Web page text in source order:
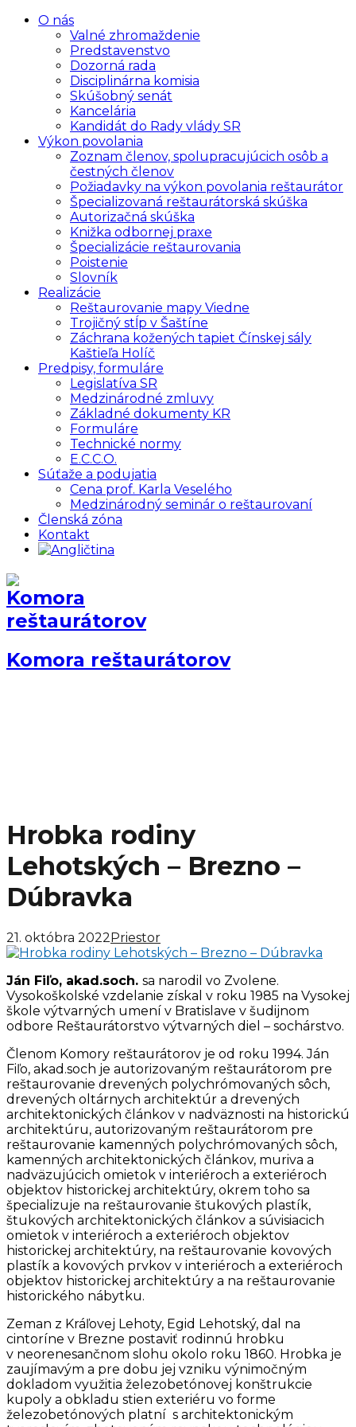
O nás
Valné zhromaždenie
Predstavenstvo
Dozorná rada
Disciplinárna komisia
Skúšobný senát
Kancelária
Kandidát do Rady vlády SR
Výkon povolania
Zoznam členov, spolupracujúcich osôb a
čestných členov
Požiadavky na výkon povolania reštaurátor
Špecializovaná reštaurátorská skúška
Autorizačná skúška
Knižka odbornej praxe
Špecializácie reštaurovania
Poistenie
Slovník
Realizácie
Reštaurovanie mapy Viedne
Trojičný stĺp v Šaštíne
Záchrana kožených tapiet Čínskej sály
Kaštieľa Holíč
Predpisy, formuláre
Legislatíva SR
Medzinárodné zmluvy
Základné dokumenty KR
Formuláre
Technické normy
E.C.C.O.
Súťaže a podujatia
Cena prof. Karla Veselého
Medzinárodný seminár o reštaurovaní
Členská zóna
Kontakt
Komora reštaurátorov
Hrobka rodiny
Lehotských – Brezno –
Dúbravka
21. októbra 2022Priestor
Ján Fiľo, akad.soch. sa narodil vo Zvolene.
Vysokoškolské vzdelanie získal v roku 1985 na Vysokej
škole výtvarných umení v Bratislave v šudijnom
odbore Reštaurátorstvo výtvarných diel – sochárstvo.
Členom Komory reštaurátorov je od roku 1994. Ján
Fiľo, akad.soch je autorizovaným reštaurátorom pre
reštaurovanie drevených polychrómovaných sôch,
drevených oltárnych architektúr a drevených
architektonických článkov v nadväznosti na historickú
architektúru, autorizovaným reštaurátorom pre
reštaurovanie kamenných polychrómovaných sôch,
kamenných architektonických článkov, muriva a
nadväzujúcich omietok v interiéroch a exteriéroch
objektov historickej architektúry, okrem toho sa
špecializuje na reštaurovanie štukových plastík,
štukových architektonických článkov a súvisiacich
omietok v interiéroch a exteriéroch objektov
historickej architektúry, na reštaurovanie kovových
plastík a kovových prvkov v interiéroch a exteriéroch
objektov historickej architektúry a na reštaurovanie
historického nábytku.
Zeman z Kráľovej Lehoty, Egid Lehotský, dal na
cintoríne v Brezne postaviť rodinnú hrobku
v neorenesančnom slohu okolo roku 1860. Hrobka je
zaujímavým a pre dobu jej vzniku výnimočným
dokladom využitia železobetónovej konštrukcie
kupoly a obkladu stien exteriéru vo forme
železobetónových platní s architektonickým